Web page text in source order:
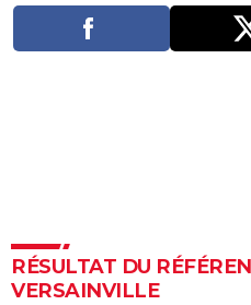
Destinations
Voyage nature
Voyage de noces
Dictionnaire
Biographies
Citations
Expressions
Proverbes
PROGRAMME TV
COPAINS D'AVANT
RÉSULTAT DU
VERSAINVILLE